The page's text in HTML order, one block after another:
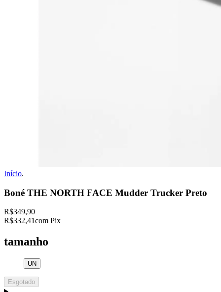
Início.
Boné THE NORTH FACE Mudder Trucker Preto
R$349,90
R$332,41com Pix
tamanho
UN
Esgotado